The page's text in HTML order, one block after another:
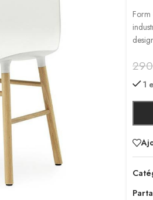
1